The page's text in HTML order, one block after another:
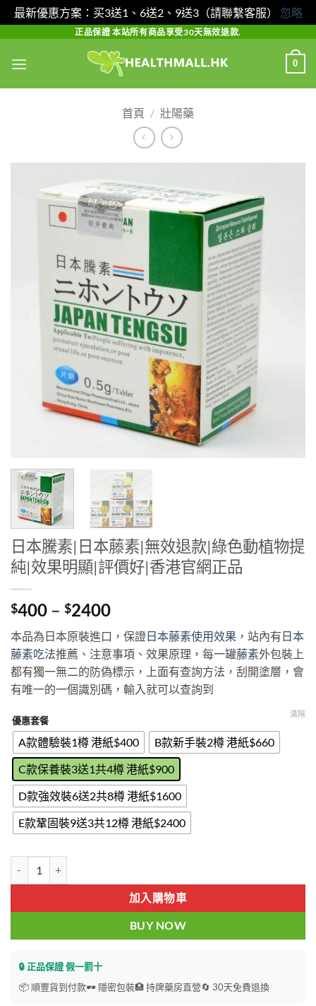
最新優惠方案：买3送1、6送2、9送3（請聯繫客服） 忽略
content
正品保證 本站所有商品享受30天無效退款.
0
首頁 / 壯陽藥
日本騰素|日本藤素|無效退款|綠色動植物提
純|效果明顯|評價好|香港官網正品
$400 – $2400Price
range:
$400
through
$2400
本品為日本原裝進口，保證日本藤素使用效果 ，站內有日本
藤素吃法推薦、注意事項、效果原理，每一罐藤素外包裝上
都有獨一無二的防偽標示，上面有查詢方法，刮開塗層，會
有唯一的一個識別碼，輸入就可以查詢到
優惠套餐
A款體驗裝1樽 港紙$400
B款新手裝2樽 港紙$660
C款保養裝3送1共4樽 港紙$900
D款強效裝6送2共8樽 港紙$1600
E款鞏固裝9送3共12樽 港紙$2400
清除
加入購物車
BUY NOW
🔒 正品保證 假一罰十
📦 順豐貨到付款🕶️ 隱密包裝🏥 持牌藥房直營🔄 30天免費退換